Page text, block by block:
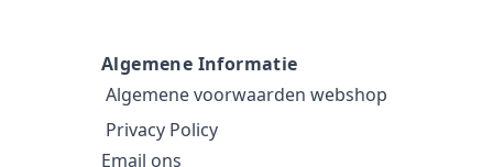
Algemene Informatie
Algemene voorwaarden webshop
Privacy Policy
Email ons